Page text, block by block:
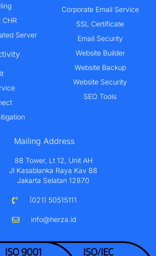
Server
Corporate Email Service
SSL Certificate
Email Security
Website Builder
Website Backup
Website Security
SEO Tools
Mailing Address
88 Tower, Lt 12, Unit AH
Jl Kasablanka Raya Kav 88
Jakarta Selatan 12870
(021) 50515111
info@herza.id